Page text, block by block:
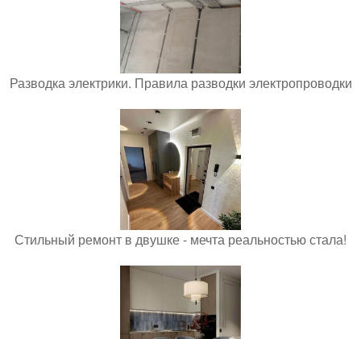
Разводка электрики. Правила разводки электропроводки
Стильный ремонт в двушке - мечта реальностью стала!